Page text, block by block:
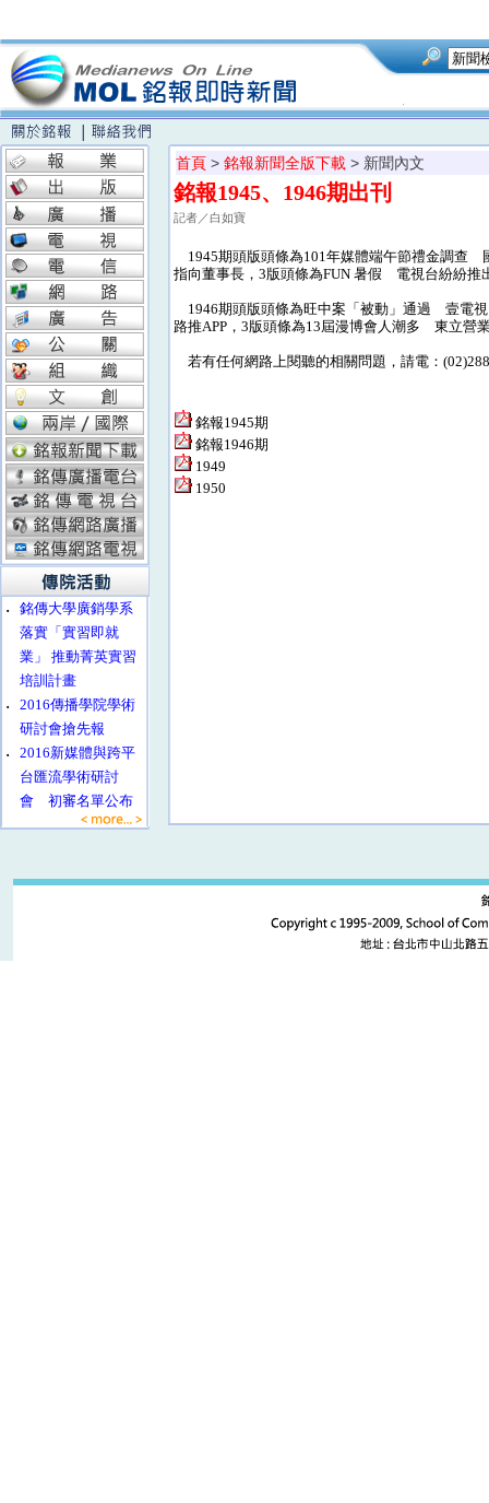
‧
銘傳大學廣銷學系
落實「實習即就
業」 推動菁英實習
培訓計畫
‧
2016傳播學院學術
研討會搶先報
‧
2016新媒體與跨平
台匯流學術研討
會 初審名單公布
首頁 > 銘報新聞全版下載 > 新聞內文
銘報1945、1946期出刊
記者／白如寶
1945期頭版頭條為101年媒體端午節禮金調查
指向董事長，3版頭條為FUN 暑假 電視台紛紛推
1946期頭版頭條為旺中案「被動」通過 壹電
路推APP，3版頭條為13屆漫博會人潮多 東立營
若有任何網路上閱聽的相關問題，請電：
銘報1945期
銘報1946期
1949
1950